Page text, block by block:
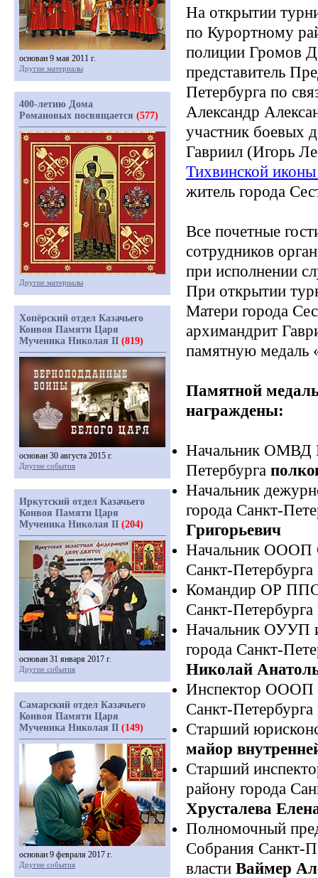
На открытии
по Курортному
полиции Громов
представитель
Петербурга по
Александр
участник боевых
Гавриил (Игорь
Тихвинской
житель города
Все почетные
сотрудников
при исполнении
При открытии
Матери города
архимандрит
памятную медаль
Памятной
награждены:
Начальник ОМВД
Петербурга
Начальник
города Санкт-
Григорьевич
Начальник ОООП
Санкт-Петербурга
Командир ОР
Санкт-Петербурга
Начальник ОУУП
города Санкт-
Николай
Инспектор ОООП
Санкт-Петербурга
Старший
майор
Старший
району города
Хрусталева
Полномочный
Собрания Санкт-
власти Ваймер
основан 9 мая 2011 г.
Другие материалы
400-летию Дома
Романовых посвящается (577)
Другие материалы
Хопёрский отдел Казачьего
Конвоя Памяти Царя
Мученика Николая II (819)
основан 30 августа 2015 г.
Другие события
Иркутский отдел Казачьего
Конвоя Памяти Царя
Мученика Николая II (204)
основан 31 января 2017 г.
Другие события
Самарский отдел Казачьего
Конвоя Памяти Царя
Мученика Николая II (149)
основан 9 февраля 2017 г.
Другие события